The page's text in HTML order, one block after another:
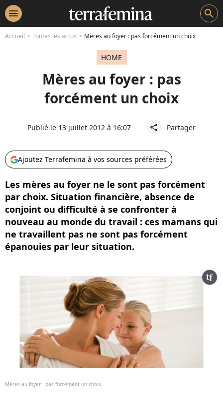
menu search
Accueil Toutes les actus Mères au foyer : pas forcément un choix
HOME
Mères au foyer : pas
forcément un choix
Publié le 13 juillet 2012 à 16:07 share Partager
Ajoutez Terrafemina à vos sources préférées
Les mères au foyer ne le sont pas forcément
par choix. Situation financière, absence de
conjoint ou difficulté à se confronter à
nouveau au monde du travail : ces mamans qui
ne travaillent pas ne sont pas forcément
épanouies par leur situation.
Mères au foyer : pas forcément un choix